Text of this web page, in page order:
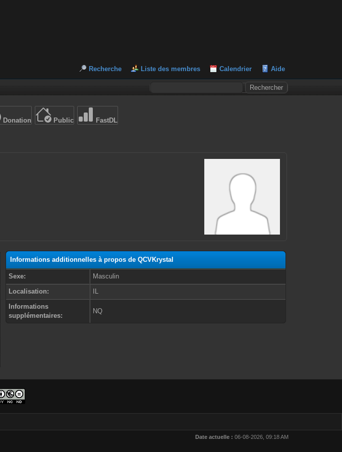
Recherche Liste des membres Calendrier Aide
Donation Public FastDL
Informations additionnelles à propos de QCVKrystal
Sexe:
Masculin
Localisation:
IL
Informations
supplémentaires:
NQ
Date actuelle : 06-08-2026, 09:18 AM